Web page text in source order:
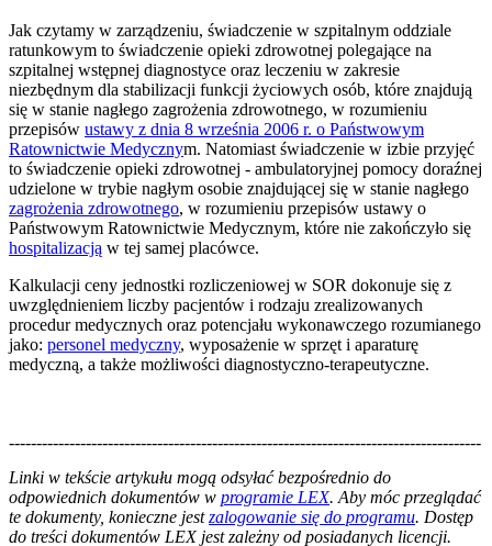
Jak czytamy w zarządzeniu, świadczenie w szpitalnym oddziale
ratunkowym to świadczenie opieki zdrowotnej polegające na
szpitalnej wstępnej diagnostyce oraz leczeniu w zakresie
niezbędnym dla stabilizacji funkcji życiowych osób, które znajdują
się w stanie nagłego zagrożenia zdrowotnego, w rozumieniu
przepisów ustawy z dnia 8 września 2006 r. o Państwowym
Ratownictwie Medycznym. Natomiast świadczenie w izbie przyjęć
to świadczenie opieki zdrowotnej - ambulatoryjnej pomocy doraźnej
udzielone w trybie nagłym osobie znajdującej się w stanie nagłego
zagrożenia zdrowotnego, w rozumieniu przepisów ustawy o
Państwowym Ratownictwie Medycznym, które nie zakończyło się
hospitalizacją w tej samej placówce.
Kalkulacji ceny jednostki rozliczeniowej w SOR dokonuje się z
uwzględnieniem liczby pacjentów i rodzaju zrealizowanych
procedur medycznych oraz potencjału wykonawczego rozumianego
jako: personel medyczny, wyposażenie w sprzęt i aparaturę
medyczną, a także możliwości diagnostyczno-terapeutyczne.
--------------------------------------------------------------------------------------
Linki w tekście artykułu mogą odsyłać bezpośrednio do
odpowiednich dokumentów w programie LEX. Aby móc przeglądać
te dokumenty, konieczne jestzalogowanie się do programu. Dostęp
do treści dokumentów LEX jest zależny od posiadanych licencji.